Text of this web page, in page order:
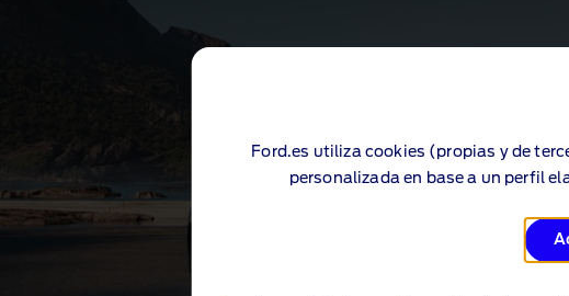
Ford.es utiliza cookies (propias y de
personalizada en base a un perfil